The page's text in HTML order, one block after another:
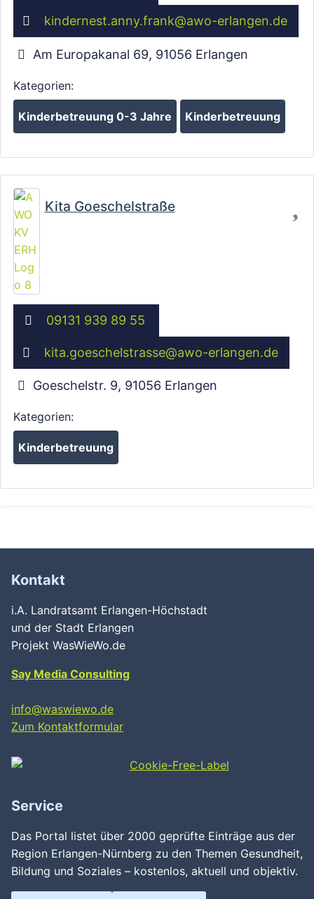
Wird geladen …
kindernest.anny.frank@awo-erlangen.de
Am Europakanal 69, 91056 Erlangen
Kategorien:
Kinderbetreuung 0-3 Jahre Kinderbetreuung
Kita Goeschelstraße
09131 939 89 55
kita.goeschelstrasse@awo-erlangen.de
Goeschelstr. 9, 91056 Erlangen
Kategorien:
Kinderbetreuung
Kontakt
i.A. Landratsamt Erlangen-Höchstadt
und der Stadt Erlangen
Projekt WasWieWo.de
Say Media Consulting
info@waswiewo.de
Zum Kontaktformular
Service
Das Portal listet über 2000 geprüfte Einträge aus der
Region Erlangen-Nürnberg zu den Themen Gesundheit,
Bildung und Soziales – kostenlos, aktuell und objektiv.